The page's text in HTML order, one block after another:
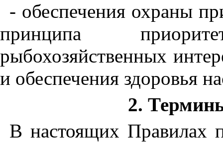
- обеспечения охраны
принципа приорите
рыбохозяйственных
и обеспечения здоровья
2.
В настоящих Правилах